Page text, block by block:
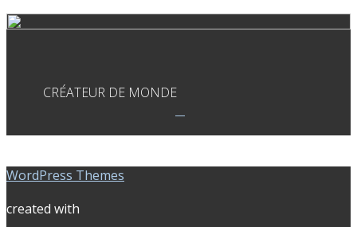
CRÉATEUR DE MONDE
WordPress Themes
created with